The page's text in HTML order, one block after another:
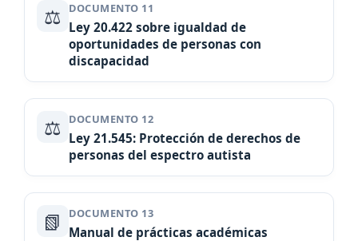
⚖️ DOCUMENTO 11
Ley 20.422 sobre igualdad de
oportunidades de personas con
discapacidad
⚖️ DOCUMENTO 12
Ley 21.545: Protección de derechos de
personas del espectro autista
📗 DOCUMENTO 13
Manual de prácticas académicas